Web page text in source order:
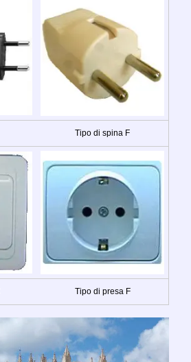
Tipo di spina F
Tipo di presa F